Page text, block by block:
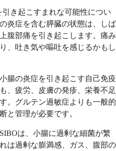
引き起こすまれな可能性につい
炎症を含む膵臓の状態は、しば
腹部痛を引き起こします。痛み
、吐き気や嘔吐を感じるかもし
腸の炎症を引き起こす自己免疫
、疲労、皮膚の発疹、栄養不足
。グルテン過敏症よりも一般的
と管理が必要です。
は、小腸に過剰な細菌が繁
は過剰な膨満感、ガス、腹部の